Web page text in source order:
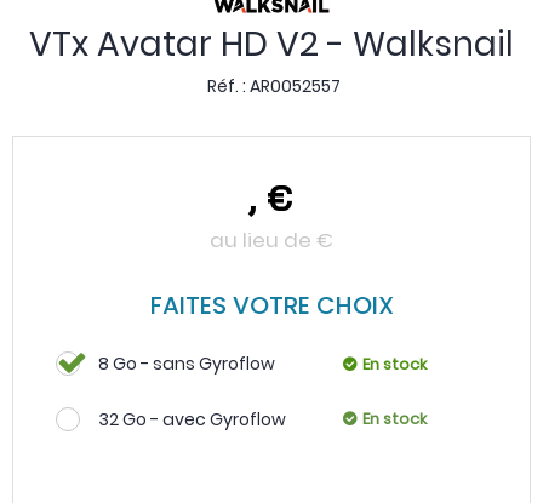
VTx Avatar HD V2 - Walksnail
Réf. : AR0052557
, €
au lieu de €
FAITES VOTRE CHOIX
8 Go - sans Gyroflow En stock
32 Go - avec Gyroflow En stock